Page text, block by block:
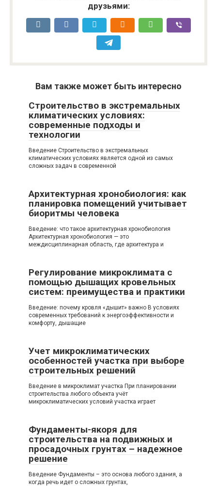
друзьями:
Вам также может быть интересно
Строительство в экстремальных
климатических условиях:
современные подходы и
технологии
Введение Строительство в экстремальных
климатических условиях является одной из самых
сложных задач в современной
Архитектурная хронобиология: как
планировка помещений учитывает
биоритмы человека
Введение: что такое архитектурная хронобиология
Архитектурная хронобиология — это
междисциплинарная область, где архитектура и
Регулирование микроклимата с
помощью дышащих кровельных
систем: преимущества и практики
Введение: почему кровля «дышит» важно В условиях
современных требований к энергоэффективности и
комфорту, дышащие
Учет микроклиматических
особенностей участка при выборе
строительных решений
Введение в микроклимат участка При планировании
строительства любого объекта учёт
микроклиматических условий участка играет
Фундаменты-якоря для
строительства на подвижных и
просадочных грунтах – надежное
решение
Введение Фундаменты – это основа любого здания, а
когда речь идет о сложных грунтах,